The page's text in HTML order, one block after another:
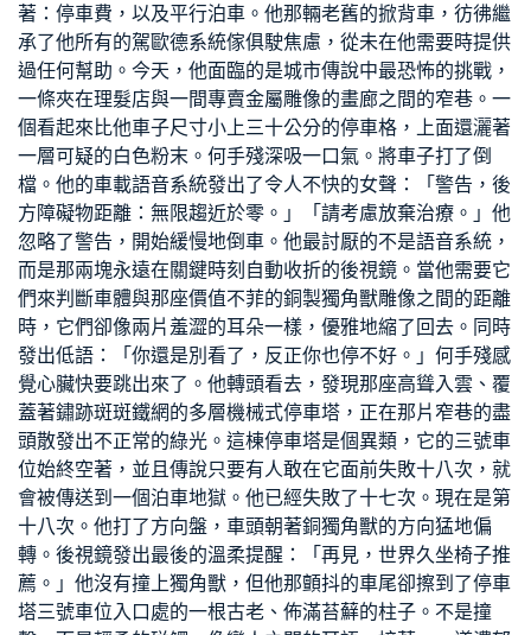
著：停車費，以及平行泊車。他那輛老舊的掀背車，彷彿繼
承了他所有的駕歐德系統傢俱駛焦慮，從未在他需要時提供
過任何幫助。今天，他面臨的是城市傳說中最恐怖的挑戰，
一條夾在理髮店與一間專賣金屬雕像的畫廊之間的窄巷。一
個看起來比他車子尺寸小上三十公分的停車格，上面還灑著
一層可疑的白色粉末。何手殘深吸一口氣。將車子打了倒
檔。他的車載語音系統發出了令人不快的女聲：「警告，後
方障礙物距離：無限趨近於零。」「請考慮放棄治療。」他
忽略了警告，開始緩慢地倒車。他最討厭的不是語音系統，
而是那兩塊永遠在關鍵時刻自動收折的後視鏡。當他需要它
們來判斷車體與那座價值不菲的銅製獨角獸雕像之間的距離
時，它們卻像兩片羞澀的耳朵一樣，優雅地縮了回去。同時
發出低語：「你還是別看了，反正你也停不好。」何手殘感
覺心臟快要跳出來了。他轉頭看去，發現那座高聳入雲、覆
蓋著鏽跡斑斑鐵網的多層機械式停車塔，正在那片窄巷的盡
頭散發出不正常的綠光。這棟停車塔是個異類，它的三號車
位始終空著，並且傳說只要有人敢在它面前失敗十八次，就
會被傳送到一個泊車地獄。他已經失敗了十七次。現在是第
十八次。他打了方向盤，車頭朝著銅獨角獸的方向猛地偏
轉。後視鏡發出最後的溫柔提醒：「再見，世界久坐椅子推
薦 。」他沒有撞上獨角獸，但他那顫抖的車尾卻擦到了停車
塔三號車位入口處的一根古老、佈滿苔蘚的柱子。不是撞